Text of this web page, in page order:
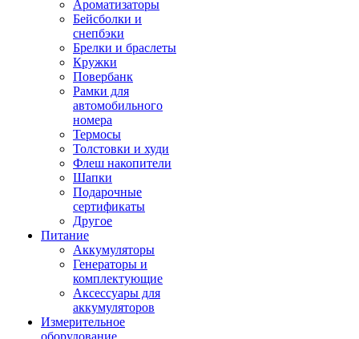
Ароматизаторы
Бейсболки и
снепбэки
Брелки и браслеты
Кружки
Повербанк
Рамки для
автомобильного
номера
Термосы
Толстовки и худи
Флеш накопители
Шапки
Подарочные
сертификаты
Другое
Питание
Аккумуляторы
Генераторы и
комплектующие
Аксессуары для
аккумуляторов
Измерительное
оборудование